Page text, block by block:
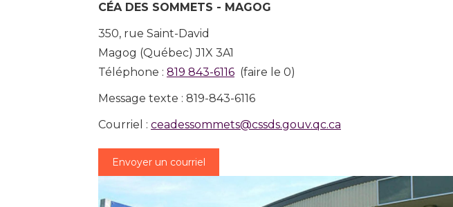
CÉA DES SOMMETS - MAGOG
350, rue Saint-David
Magog (Québec) J1X 3A1
Téléphone : 819 843-6116 (faire le 0)
Message texte : 819-843-6116
Courriel : ceadessommets@cssds.gouv.qc.ca
Envoyer un courriel